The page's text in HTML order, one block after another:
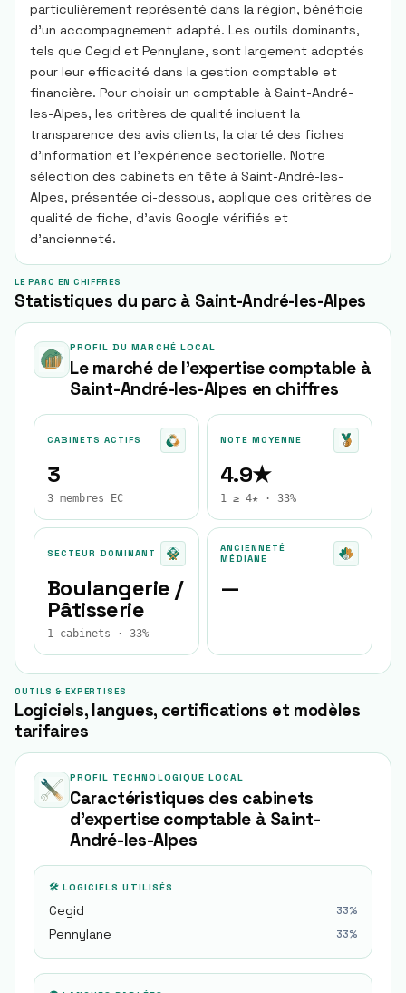
particulièrement représenté dans la région, bénéficie
d’un accompagnement adapté. Les outils dominants,
tels que Cegid et Pennylane, sont largement adoptés
pour leur efficacité dans la gestion comptable et
financière. Pour choisir un comptable à Saint-André-
les-Alpes, les critères de qualité incluent la
transparence des avis clients, la clarté des fiches
d’information et l’expérience sectorielle. Notre
sélection des cabinets en tête à Saint-André-les-
Alpes, présentée ci-dessous, applique ces critères de
qualité de fiche, d’avis Google vérifiés et
d’ancienneté.
LE PARC EN CHIFFRES
Statistiques du parc à Saint-André-les-Alpes
PROFIL DU MARCHÉ LOCAL
Le marché de l'expertise comptable à
Saint-André-les-Alpes en chiffres
CABINETS ACTIFS
3
3 membres EC
NOTE MOYENNE
4.9★
1 ≥ 4★ · 33%
SECTEUR DOMINANT
Boulangerie /
Pâtisserie
1 cabinets · 33%
ANCIENNETÉ
MÉDIANE
—
OUTILS & EXPERTISES
Logiciels, langues, certifications et modèles
tarifaires
PROFIL TECHNOLOGIQUE LOCAL
Caractéristiques des cabinets
d'expertise comptable à Saint-
André-les-Alpes
🛠 LOGICIELS UTILISÉS
Cegid 33%
Pennylane 33%